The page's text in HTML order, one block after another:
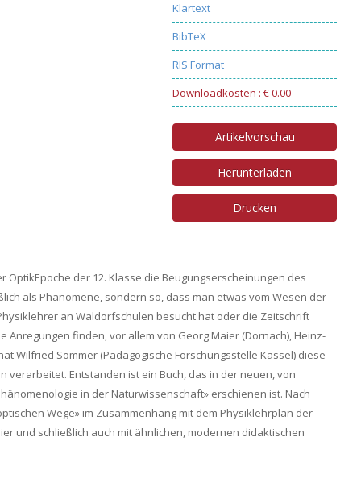
Klartext
BibTeX
RIS Format
Downloadkosten : € 0.00
Artikelvorschau
Herunterladen
Drucken
der 12. Klasse die Beugungserscheinungen des
als Phänomene, sondern so, dass man etwas vom Wesen der
an Waldorfschulen besucht hat oder die Zeitschrift
finden, vor allem von Georg Maier (Dornach), Heinz-
Wilfried Sommer (Pädagogische Forschungsstelle Kassel) diese
Entstanden ist ein Buch, das in der neuen, von
in der Naturwissenschaft» erschienen ist. Nach
Wege» im Zusammenhang mit dem Physiklehrplan der
und schließlich auch mit ähnlichen, modernen didaktischen